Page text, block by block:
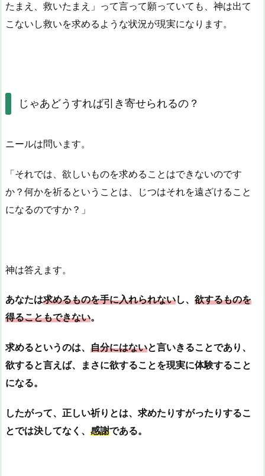
たまえ、救いたまえ」って言って願っていても、神は出て
こないし救いを求めるような状況が現実になります。
じゃあどうすれば引き寄せられるの？
ニールは問います。
「それでは、欲しいものを求めることはできないのです
か？何かを祈るということは、じつはそれを遠ざけること
になるのですか？」
神は答えます。
あなたは求めるものを手に入れられないし、 欲するものを
得ることもできない。
求めるというのは、 自分にはないと言いきることであり、
欲すると言えば、まさに欲することを現実に体験すること
になる。
したがって、正しい祈りとは、求めたりすがったりするこ
とでは決してなく、 感謝である。